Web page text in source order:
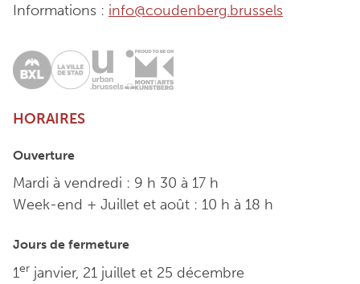
Informations : info@coudenberg.brussels
HORAIRES
Ouverture
Mardi à vendredi : 9 h 30 à 17 h
Week-end + Juillet et août : 10 h à 18 h
Jours de fermeture
1er janvier, 21 juillet et 25 décembre